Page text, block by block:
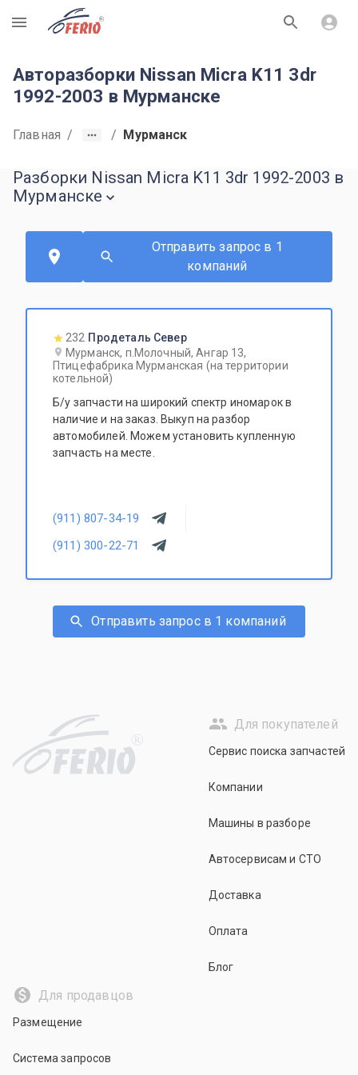
R
Авторазборки Nissan Micra K11 3dr
1992-2003 в Мурманске
Главная / / Мурманск
Разборки Nissan Micra K11 3dr 1992-2003 в
Мурманске
Отправить запрос в 1
компаний
232 Продеталь Север
Мурманск, п.Молочный, Ангар 13,
Птицефабрика Мурманская (на территории
котельной)
Б/у запчасти на широкий спектр иномарок в
наличие и на заказ. Выкуп на разбор
автомобилей. Можем установить купленную
запчасть на месте.
(911) 807-34-19
(911) 300-22-71
Отправить запрос в 1 компаний
R
Для покупателей
Сервис поиска запчастей
Компании
Машины в разборе
Автосервисам и СТО
Доставка
Оплата
Блог
Для продавцов
Размещение
Система запросов